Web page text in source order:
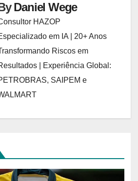
Daniel Wege
HAZOP
em IA | 20+ Anos
Riscos em
| Experiência Global:
SAIPEM e